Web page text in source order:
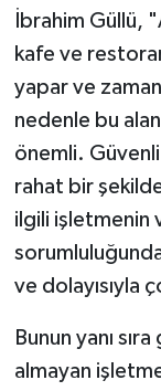
İbrahim Güllü,
kafe ve
yapar ve
nedenle bu
önemli.
rahat bir
ilgili işletmenin
ve dolayısıyla
Bunun yanı
almayan